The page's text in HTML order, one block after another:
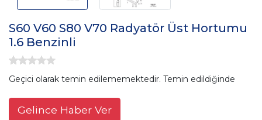
S60 V60 S80 V70 Radyatör Üst Hortumu
1.6 Benzinli
Geçici olarak temin edilememektedir. Temin edildiğinde
Gelince Haber Ver